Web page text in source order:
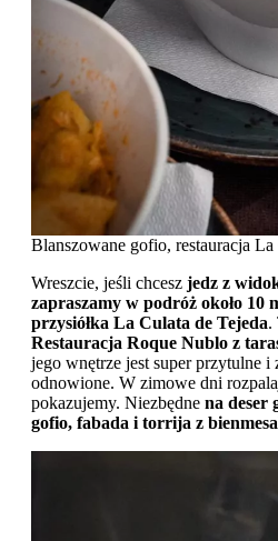
Blanszowane gofio, restauracja La
Wreszcie, jeśli chcesz jedz z
zapraszamy w podróż około 10
przysiółka La Culata de Tejeda.
Restauracja Roque Nublo z
jego wnętrze jest super przytulne i
odnowione. W zimowe dni
pokazujemy. Niezbędne na deser
gofio, fabada i torrija z